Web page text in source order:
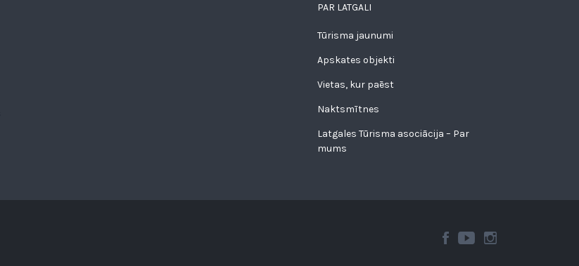
PAR LATGALI
Tūrisma jaunumi
Apskates objekti
Vietas, kur paēst
Naktsmītnes
Latgales Tūrisma asociācija – Par
mums